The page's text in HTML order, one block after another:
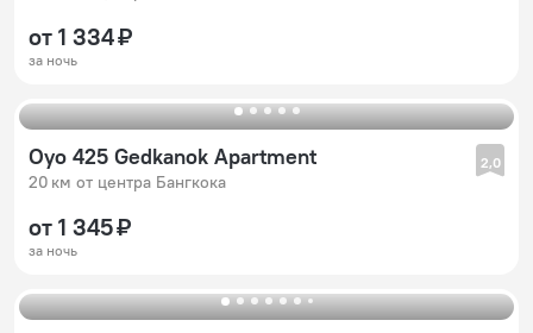
от 1 334 ₽
за ночь
Oyo 425 Gedkanok Apartment
20 км от центра Бангкока
2,0
от 1 345 ₽
за ночь